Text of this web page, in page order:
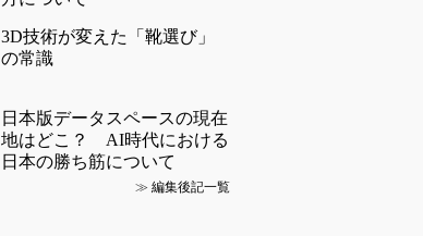
3D技術が変えた「靴選び」
の常識
日本版データスペースの現在
地はどこ？ AI時代における
日本の勝ち筋について
≫ 編集後記一覧